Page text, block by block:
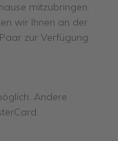
mitzubringen.
wir Ihnen an der
zur Verfügung.
Andere